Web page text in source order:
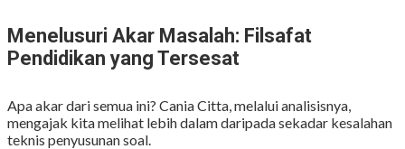
Menelusuri Akar Masalah: Filsafat
Pendidikan yang Tersesat
Apa akar dari semua ini? Cania Citta, melalui analisisnya,
mengajak kita melihat lebih dalam daripada sekadar kesalahan
teknis penyusunan soal.